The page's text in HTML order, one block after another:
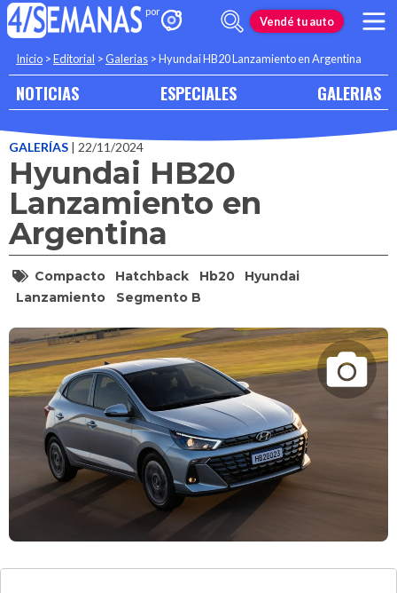
Vendé tu auto
Inicio >Editorial >Galerias >Hyundai HB20 Lanzamiento en Argentina
NOTICIAS ESPECIALES GALERIAS
GALERÍAS | 22/11/2024
Hyundai HB20
Lanzamiento en
Argentina
Compacto Hatchback Hb20
Hyundai
Lanzamiento
Segmento B